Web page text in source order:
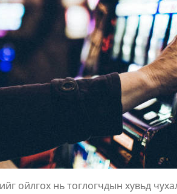
ойлгох нь тоглогчдын хувьд